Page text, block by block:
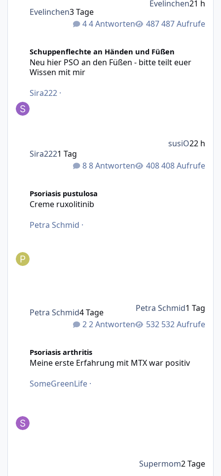
4 Antworten 487 Aufrufe
Evelinchen3 Tage
Evelinchen21 h
Schuppenflechte an Händen und Füßen
Neu hier PSO an den Füßen - bitte teilt euer
Wissen mit mir
Sira222 ·
8 Antworten 408 Aufrufe
Sira2221 Tag
susiO22 h
Psoriasis pustulosa
Creme ruxolitinib
Petra Schmid ·
2 Antworten 532 Aufrufe
Petra Schmid4 Tage Petra Schmid1 Tag
Psoriasis arthritis
Meine erste Erfahrung mit MTX war positiv
SomeGreenLife ·
Supermom2 Tage